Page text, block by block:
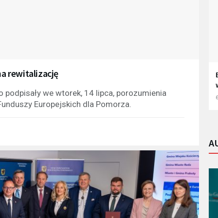
rewitalizację
podpisały we wtorek, 14 lipca, porozumienia
Europejskich dla Pomorza.